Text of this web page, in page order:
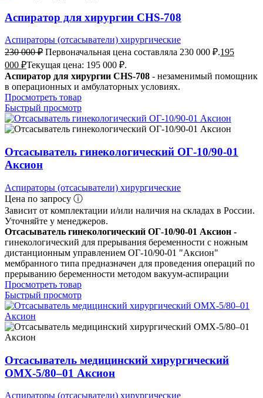
Аспиратор для хирургии CHS-708
Аспираторы (отсасыватели) хирургические
230 000₽ Первоначальная цена составляла 230 000 ₽.195
000 ₽Текущая цена: 195 000 ₽.
Аспиратор для хирургии CHS-708 - незаменимый помощник
в операционных и амбулаторных условиях.
Просмотреть товар
Быстрый просмотр
Отсасыватель гинекологический ОГ-10/90-01
Аксион
Аспираторы (отсасыватели) хирургические
Цена по запросу ⓘ
Зависит от комплектации и/или наличия на складах в России.
Уточняйте у менеджеров.
Отсасыватель гинекологический ОГ-10/90-01 Аксион -
гинекологический для прерывания беременности с ножным
дистанционным управлением ОГ-10/90-01 "Аксион"
мембранного типа предназначен для проведения операций по
прерыванию беременности методом вакуум-аспирации
Просмотреть товар
Быстрый просмотр
Отсасыватель медицинский хирургический
ОМХ-5/80–01 Аксион
Аспираторы (отсасыватели) хирургические